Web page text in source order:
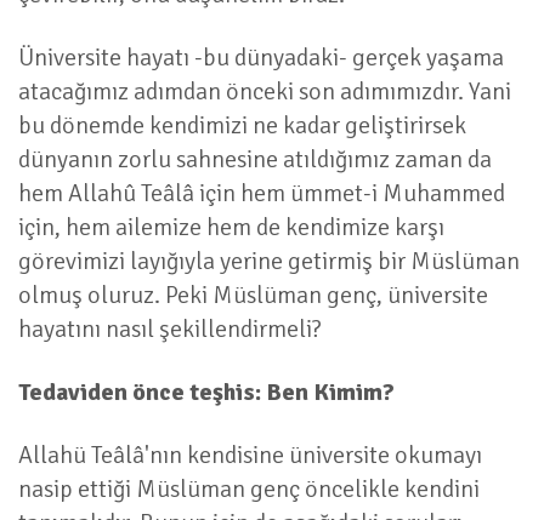
Üniversite hayatı -bu dünyadaki- gerçek yaşama
atacağımız adımdan önceki son adımımızdır. Yani
bu dönemde kendimizi ne kadar geliştirirsek
dünyanın zorlu sahnesine atıldığımız zaman da
hem Allahû Teâlâ için hem ümmet-i Muhammed
için, hem ailemize hem de kendimize karşı
görevimizi layığıyla yerine getirmiş bir Müslüman
olmuş oluruz. Peki Müslüman genç, üniversite
hayatını nasıl şekillendirmeli?
Tedaviden önce teşhis: Ben Kimim?
Allahü Teâlâ'nın kendisine üniversite okumayı
nasip ettiği Müslüman genç öncelikle kendini